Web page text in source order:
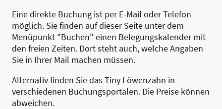
Eine direkte Buchung ist per E-Mail oder Telefon
möglich. Sie finden auf dieser Seite unter dem
Menüpunkt "Buchen" einen Belegungskalender mit
den freien Zeiten. Dort steht auch, welche Angaben
Sie in Ihrer Mail machen müssen.
Alternativ finden Sie das Tiny Löwenzahn in
verschiedenen Buchungsportalen. Die Preise können
abweichen.